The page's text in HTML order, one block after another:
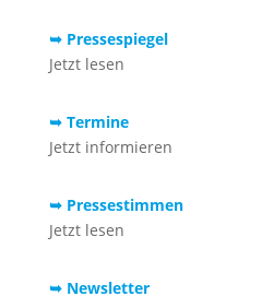
➥ Pressespiegel
Jetzt lesen
➥ Termine
Jetzt informieren
➥ Pressestimmen
Jetzt lesen
➥ Newsletter